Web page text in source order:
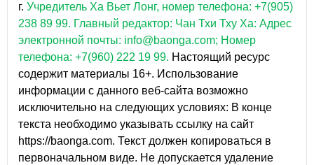
г. Учредитель Ха Вьет Лонг, номер телефона: +7(905)
238 89 99. Главный редактор: Чан Тхи Тху Ха: Адрес
электронной почты: info@baonga.com; Номер
телефона: +7(960) 222 19 99. Настоящий ресурс
содержит материалы 16+. Использование
информации с данного веб-сайта возможно
исключительно на следующих условиях: В конце
текста необходимо указывать ссылку на сайт
https://baonga.com. Текст должен копироваться в
первоначальном виде. Не допускается удаление